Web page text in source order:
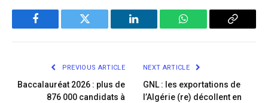
Facebook Twitter LinkedIn WhatsApp Copy
PREVIOUS ARTICLE
Baccalauréat 2026 : plus de
876 000 candidats à
NEXT ARTICLE
GNL : les exportations de
l’Algérie (re) décollent en